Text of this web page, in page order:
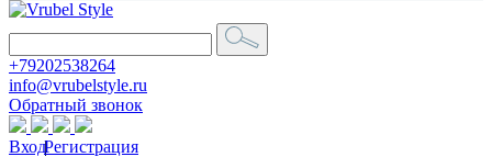
+79202538264
info@vrubelstyle.ru
Обратный звонок
Вход|
Регистрация